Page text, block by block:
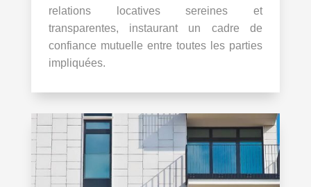
relations locatives sereines et
transparentes, instaurant un cadre de
confiance mutuelle entre toutes les parties
impliquées.